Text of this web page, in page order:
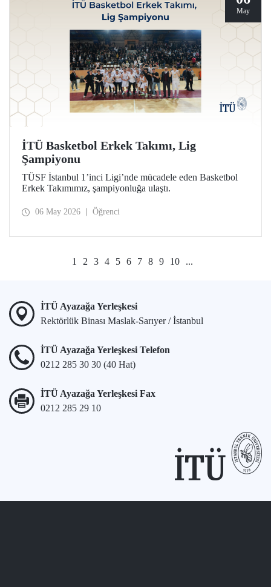
May
İTÜ Basketbol Erkek Takımı, Lig
Şampiyonu
TÜSF İstanbul 1’inci Ligi’nde mücadele eden Basketbol
Erkek Takımımız, şampiyonluğa ulaştı.
06 May 2026 Öğrenci
1 2 3 4 5 6 7 8 9 10 ...
İTÜ Ayazağa Yerleşkesi
Rektörlük Binası Maslak-Sarıyer / İstanbul
İTÜ Ayazağa Yerleşkesi Telefon
0212 285 30 30 (40 Hat)
İTÜ Ayazağa Yerleşkesi Fax
0212 285 29 10